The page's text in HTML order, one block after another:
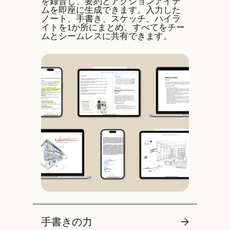
を録音し、要約とアクションアイテ
ムを即座に生成できます。入力した
ノート、手書き、スケッチ、ハイラ
イトを1か所にまとめ、すべてをチー
ムとシームレスに共有できます。
手書きの力